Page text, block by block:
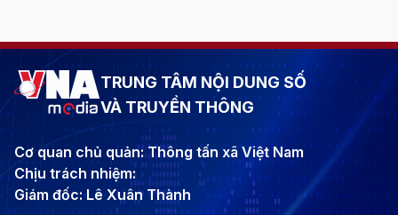
TRUNG TÂM NỘI DUNG SỐ
VÀ TRUYỀN THÔNG
Cơ quan chủ quản: Thông tấn xã Việt Nam
Chịu trách nhiệm:
Giám đốc: Lê Xuân Thành